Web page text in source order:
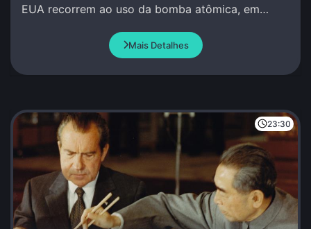
EUA recorrem ao uso da bomba atômica, em
Mais Detalhes
23:30